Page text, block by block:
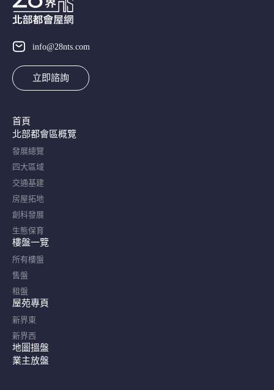
info@28nts.com
立即諮詢
首頁
北部都會區概覽​
發展總覽
四大區域
交通基建
房屋拓地
創科發展
生態保育
樓盤一覽
所有樓盤
售盤
租盤
屋苑專頁
新界東
新界西
地圖搵盤
業主放盤